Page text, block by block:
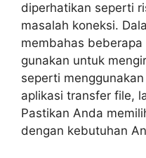
diperhatikan seperti
masalah koneksi.
membahas
gunakan untuk
seperti
aplikasi transfer file,
Pastikan Anda
dengan kebutuhan